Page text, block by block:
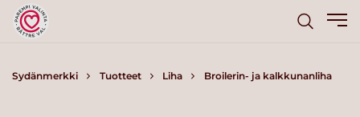
Sydänmerkki Tuotteet Liha Broilerin- ja kalkkunanliha